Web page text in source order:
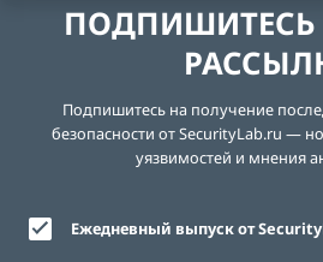
ПОДПИШИТЕСЬ
Подпишитесь на получение
безопасности от SecurityLab.ru —
уязвимостей и мнения
Ежедневный выпуск от